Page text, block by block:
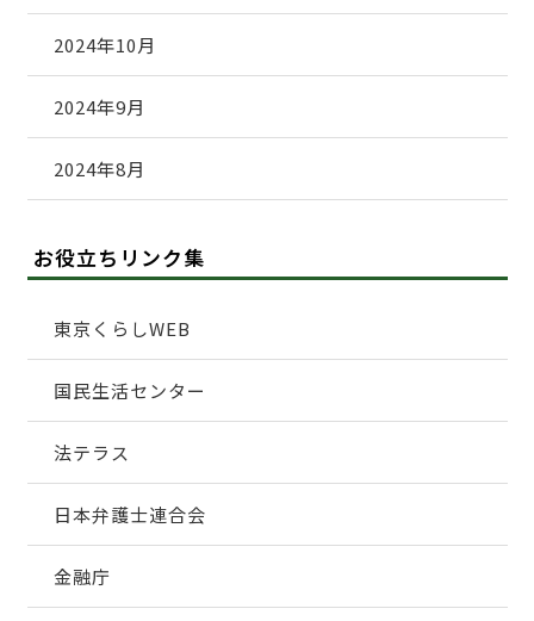
2024年10月
2024年9月
2024年8月
お役立ちリンク集
東京くらしWEB
国民生活センター
法テラス
日本弁護士連合会
金融庁